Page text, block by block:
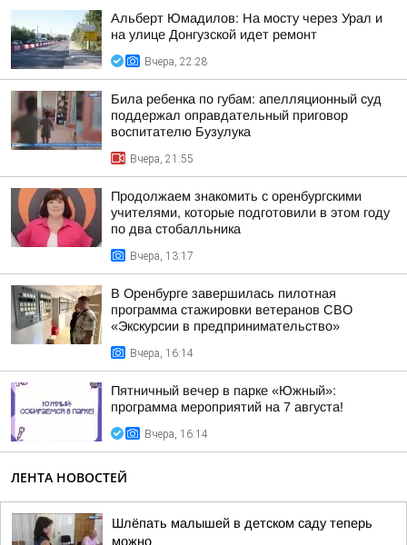
Альберт Юмадилов: На мосту через Урал и
на улице Донгузской идет ремонт
Вчера, 22:28
Била ребенка по губам: апелляционный суд
поддержал оправдательный приговор
воспитателю Бузулука
Вчера, 21:55
Продолжаем знакомить с оренбургскими
учителями, которые подготовили в этом году
по два стобалльника
Вчера, 13:17
В Оренбурге завершилась пилотная
программа стажировки ветеранов СВО
«Экскурсии в предпринимательство»
Вчера, 16:14
Пятничный вечер в парке «Южный»:
программа мероприятий на 7 августа!
Вчера, 16:14
ЛЕНТА НОВОСТЕЙ
Шлёпать малышей в детском саду теперь
можно